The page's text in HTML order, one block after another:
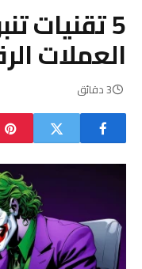
5 تقنيات
العملات
3 دقائق